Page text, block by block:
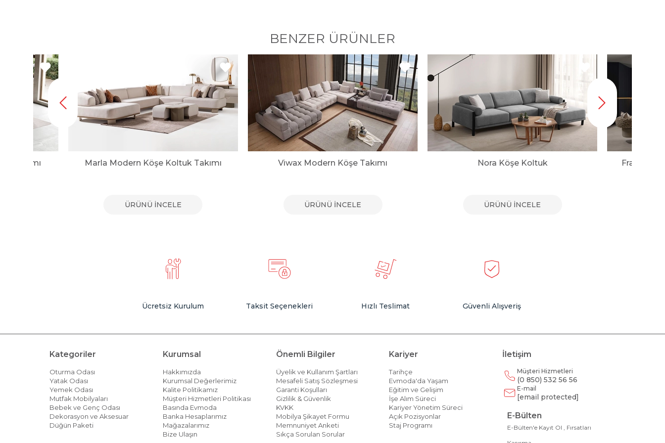
BENZER ÜRÜNLER
Takımı Marla Modern Köşe Koltuk Takımı
ÜRÜNÜ İNCELE
Viwax Modern Köşe Takımı
ÜRÜNÜ İNCELE
Nora Köşe Koltuk
ÜRÜNÜ İNCELE
Franco
Ücretsiz Kurulum Taksit Seçenekleri Hızlı Teslimat Güvenli Alışveriş
Kategoriler
Oturma Odası
Yatak Odası
Yemek Odası
Mutfak Mobilyaları
Bebek ve Genç Odası
Dekorasyon ve Aksesuar
Düğün Paketi
Kurumsal
Hakkımızda
Kurumsal Değerlerimiz
Kalite Politikamız
Müşteri Hizmetleri Politikası
Basında Evmoda
Banka Hesaplarımız
Mağazalarımız
Bize Ulaşın
Önemli Bilgiler
Üyelik ve Kullanım Şartları
Mesafeli Satış Sözleşmesi
Garanti Koşulları
Gizlilik & Güvenlik
KVKK
Mobilya Şikayet Formu
Memnuniyet Anketi
Sıkça Sorulan Sorular
Kariyer
Tarihçe
Evmoda'da Yaşam
Eğitim ve Gelişim
İşe Alım Süreci
Kariyer Yönetim Süreci
Açık Pozisyonlar
Staj Programı
İletişim
Müşteri Hizmetleri
(0 850) 532 56 56
E-mail
[email protected]
E-Bülten
E-Bülten'e Kayıt Ol , Fırsatları